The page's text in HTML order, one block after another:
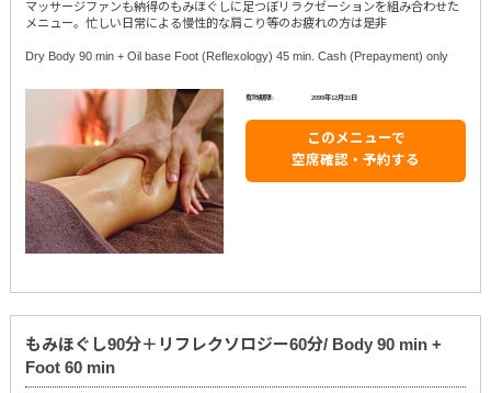
マッサージファンも納得のもみほぐしに足つぼリラクゼーションを組み合わせた
メニュー。忙しい日常による慢性的な肩こり等のお疲れの方は是非
Dry Body 90 min + Oil base Foot (Reflexology) 45 min. Cash (Prepayment) only
有効期限: 2099年12月31日
このメニューで
空席確認・予約する
もみほぐし90分＋リフレクソロジー60分/ Body 90 min +
Foot 60 min